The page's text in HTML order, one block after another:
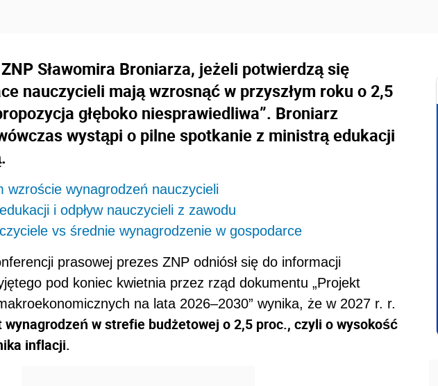
Sławomira Broniarza, jeżeli potwierdzą się
nauczycieli mają wzrosnąć w przyszłym roku o 2,5
głęboko niesprawiedliwa”. Broniarz
wystąpi o pilne spotkanie z ministrą edukacji
wzroście wynagrodzeń nauczycieli
i odpływ nauczycieli z zawodu
vs średnie wynagrodzenie w gospodarce
prasowej prezes ZNP odniósł się do informacji
pod koniec kwietnia przez rząd dokumentu „Projekt
na lata 2026–2030” wynika, że w 2027 r. r.
wynagrodzeń w strefie budżetowej o 2,5 proc., czyli o wysokość
inflacji.